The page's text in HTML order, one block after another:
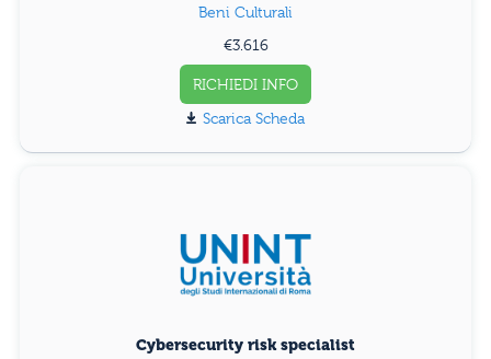
Beni Culturali
€3.616
RICHIEDI INFO
Scarica Scheda
Cybersecurity risk specialist